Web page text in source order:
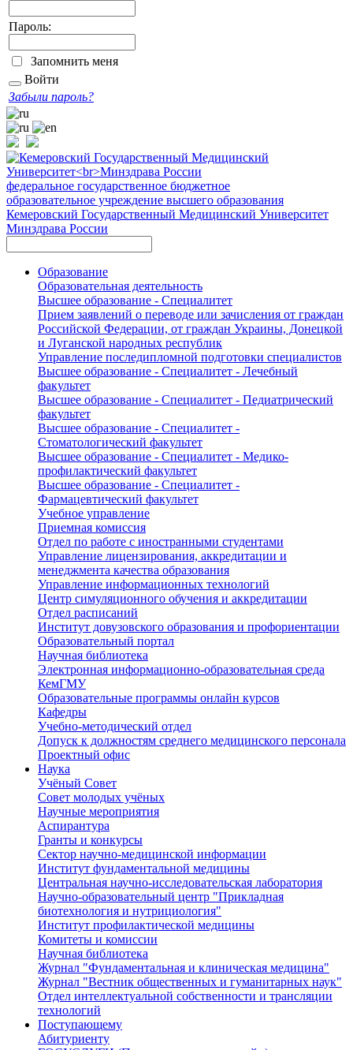
Пароль:
Запомнить меня
Войти
Забыли пароль?
федеральное государственное бюджетное
образовательное учреждение высшего образования
Кемеровский Государственный Медицинский Университет
Минздрава России
Образование
Образовательная деятельность
Высшее образование - Специалитет
Прием заявлений о переводе или зачисления от граждан
Российской Федерации, от граждан Украины, Донецкой
и Луганской народных республик
Управление последипломной подготовки специалистов
Высшее образование - Специалитет - Лечебный
факультет
Высшее образование - Специалитет - Педиатрический
факультет
Высшее образование - Специалитет -
Стоматологический факультет
Высшее образование - Специалитет - Медико-
профилактический факультет
Высшее образование - Специалитет -
Фармацевтический факультет
Учебное управление
Приемная комиссия
Отдел по работе с иностранными студентами
Управление лицензирования, аккредитации и
менеджмента качества образования
Управление информационных технологий
Центр симуляционного обучения и аккредитации
Отдел расписаний
Институт довузовского образования и профориентации
Образовательный портал
Научная библиотека
Электронная информационно-образовательная среда
КемГМУ
Образовательные программы онлайн курсов
Кафедры
Учебно-методический отдел
Допуск к должностям среднего медицинского персонала
Проектный офис
Наука
Учёный Cовет
Совет молодых учёных
Научные мероприятия
Аспирантура
Гранты и конкурсы
Сектор научно-медицинской информации
Институт фундаментальной медицины
Центральная научно-исследовательская лаборатория
Научно-образовательный центр "Прикладная
биотехнология и нутрициология"
Институт профилактической медицины
Комитеты и комиссии
Научная библиотека
Журнал "Фундаментальная и клиническая медицина"
Журнал "Вестник общественных и гуманитарных наук"
Отдел интеллектуальной собственности и трансляции
технологий
Поступающему
Абитуриенту